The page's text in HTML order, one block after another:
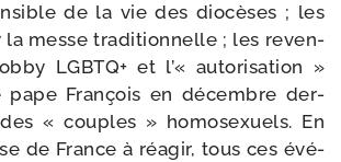
de la vie des dio­cèses ; les
la messe tra­di­tion­nelle ; les reven­
LGBTQ+ et l’« auto­ri­sa­tion »
pape François en décembre der­
« couples » homo­sexuels. En
de France à réagir, tous ces évé­